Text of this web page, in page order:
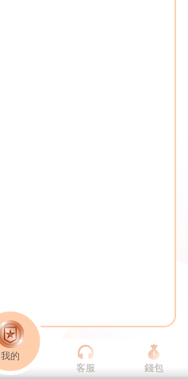
我的
客服
錢包